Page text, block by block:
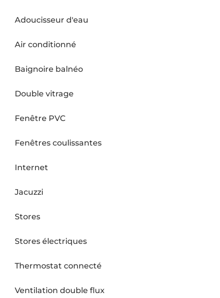
Adoucisseur d'eau
Air conditionné
Baignoire balnéo
Double vitrage
Fenêtre PVC
Fenêtres coulissantes
Internet
Jacuzzi
Stores
Stores électriques
Thermostat connecté
Ventilation double flux